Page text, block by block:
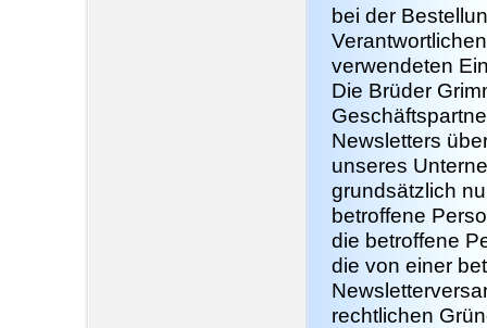
bei der
verwendeten
Die Brüder
Newsletters
unseres
grundsätzlich
betroffene
die betroffene
die von einer
rechtlichen